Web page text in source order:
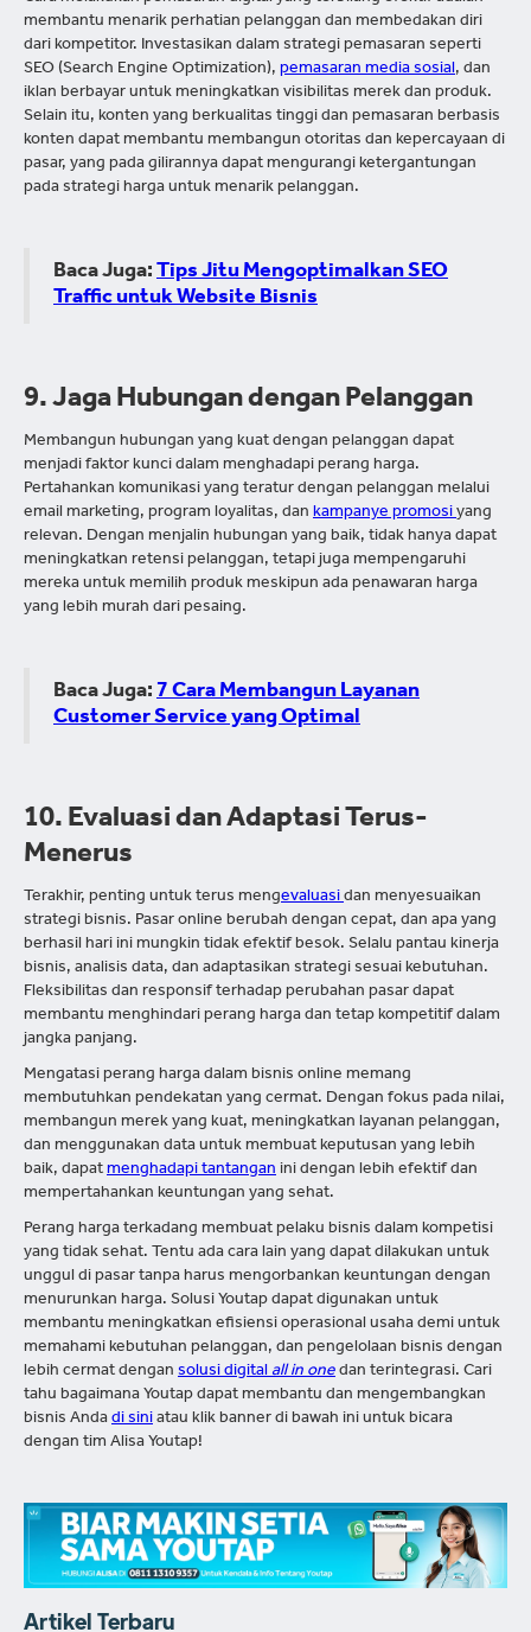
membantu menarik perhatian pelanggan dan membedakan diri
dari kompetitor. Investasikan dalam strategi pemasaran seperti
SEO (Search Engine Optimization), pemasaran media sosial, dan
iklan berbayar untuk meningkatkan visibilitas merek dan produk.
Selain itu, konten yang berkualitas tinggi dan pemasaran berbasis
konten dapat membantu membangun otoritas dan kepercayaan di
pasar, yang pada gilirannya dapat mengurangi ketergantungan
pada strategi harga untuk menarik pelanggan.
Baca Juga: Tips Jitu Mengoptimalkan SEO
Traffic untuk Website Bisnis
9. Jaga Hubungan dengan Pelanggan
Membangun hubungan yang kuat dengan pelanggan dapat
menjadi faktor kunci dalam menghadapi perang harga.
Pertahankan komunikasi yang teratur dengan pelanggan melalui
email marketing, program loyalitas, dan kampanye promosiyang
relevan. Dengan menjalin hubungan yang baik, tidak hanya dapat
meningkatkan retensi pelanggan, tetapi juga mempengaruhi
mereka untuk memilih produk meskipun ada penawaran harga
yang lebih murah dari pesaing.
Baca Juga: 7 Cara Membangun Layanan
Customer Service yang Optimal
10. Evaluasi dan Adaptasi Terus-
Menerus
Terakhir, penting untuk terus mengevaluasidan menyesuaikan
strategi bisnis. Pasar online berubah dengan cepat, dan apa yang
berhasil hari ini mungkin tidak efektif besok. Selalu pantau kinerja
bisnis, analisis data, dan adaptasikan strategi sesuai kebutuhan.
Fleksibilitas dan responsif terhadap perubahan pasar dapat
membantu menghindari perang harga dan tetap kompetitif dalam
jangka panjang.
Mengatasi perang harga dalam bisnis online memang
membutuhkan pendekatan yang cermat. Dengan fokus pada nilai,
membangun merek yang kuat, meningkatkan layanan pelanggan,
dan menggunakan data untuk membuat keputusan yang lebih
baik, dapat menghadapi tantangan ini dengan lebih efektif dan
mempertahankan keuntungan yang sehat.
Perang harga terkadang membuat pelaku bisnis dalam kompetisi
yang tidak sehat. Tentu ada cara lain yang dapat dilakukan untuk
unggul di pasar tanpa harus mengorbankan keuntungan dengan
menurunkan harga. Solusi Youtap dapat digunakan untuk
membantu meningkatkan efisiensi operasional usaha demi untuk
memahami kebutuhan pelanggan, dan pengelolaan bisnis dengan
lebih cermat dengan solusi digitalall in one dan terintegrasi. Cari
tahu bagaimana Youtap dapat membantu dan mengembangkan
bisnis Anda di sini atau klik banner di bawah ini untuk bicara
dengan tim Alisa Youtap!
Artikel Terbaru